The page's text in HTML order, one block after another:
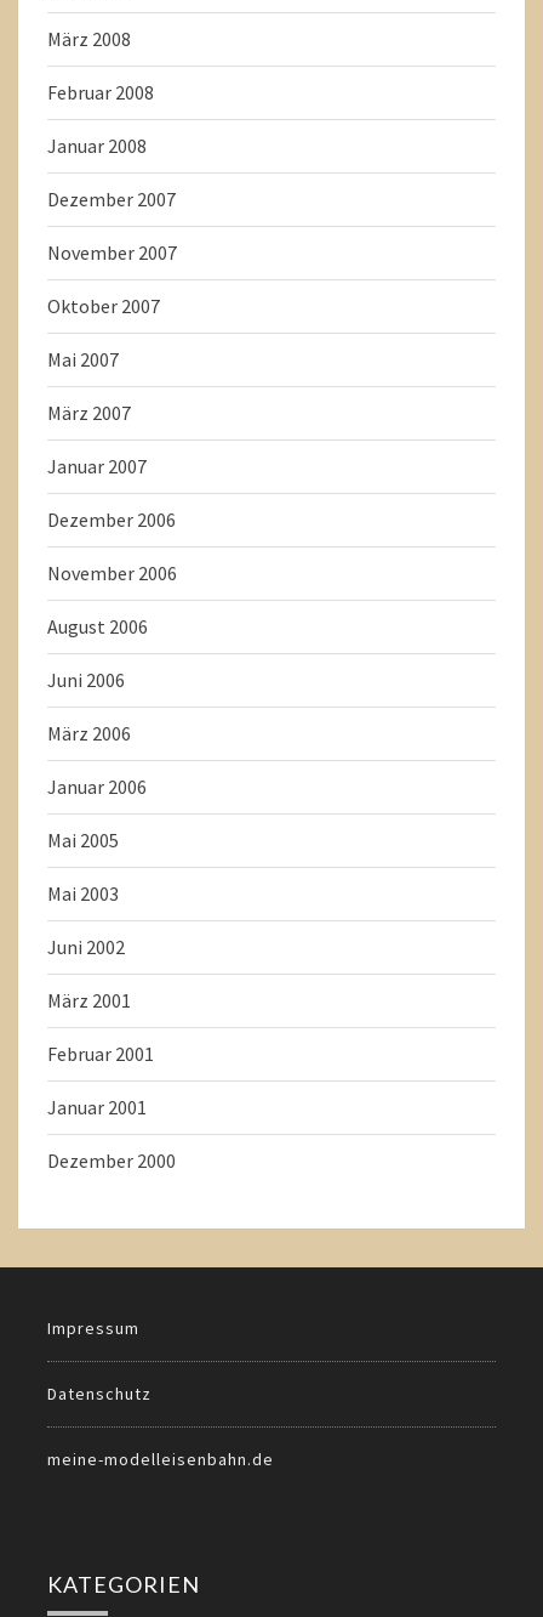
März 2008
Februar 2008
Januar 2008
Dezember 2007
November 2007
Oktober 2007
Mai 2007
März 2007
Januar 2007
Dezember 2006
November 2006
August 2006
Juni 2006
März 2006
Januar 2006
Mai 2005
Mai 2003
Juni 2002
März 2001
Februar 2001
Januar 2001
Dezember 2000
Impressum
Datenschutz
meine-modelleisenbahn.de
KATEGORIEN